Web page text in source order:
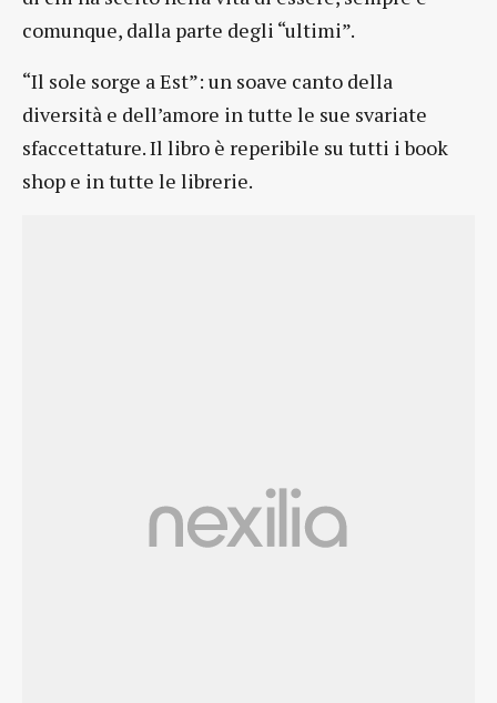
comunque, dalla parte degli “ultimi”.
“Il sole sorge a Est”: un soave canto della
diversità e dell’amore in tutte le sue svariate
sfaccettature. Il libro è reperibile su tutti i book
shop e in tutte le librerie.